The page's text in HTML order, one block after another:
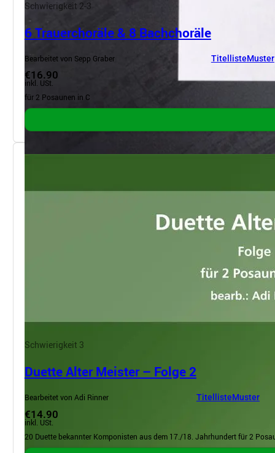
Schwierigkeit 2-3
6 Trauerchoräle & 8 Bachchoräle
Bearbeitet von Sepp Graber TitellisteMuster
€16.90
inkl. USt.
für 2 Posaunen in C
Schwierigkeit 3
Duette Alter Meister – Folge 2
Bearbeitet von Adi Rinner TitellisteMuster
€14.90
inkl. USt.
20 Duette bekannter Komponisten aus dem 17./18. Jahrhundert für 2